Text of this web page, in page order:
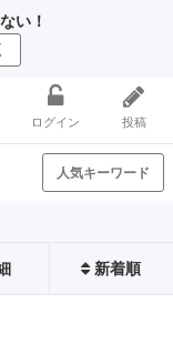
い！
ログイン 投稿
人気キーワード
新着順